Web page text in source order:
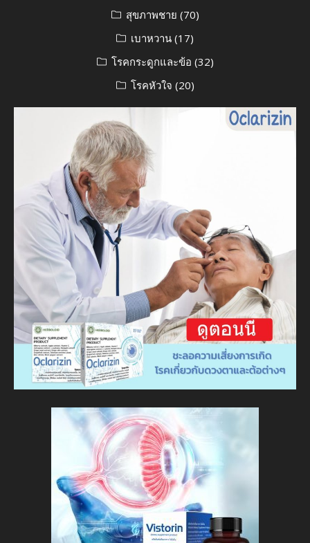
สุขภาพชาย (70)
เบาหวาน (17)
โรคกระดูกและข้อ (32)
โรคหัวใจ (20)